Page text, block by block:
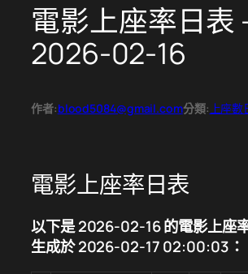
電影上座率日表
2026-02-16
作者:blood5084@gmail.com分類: 上座數
電影上座率日表
以下是 2026-02-16 的電影上座
生成於 2026-02-17 02:00:03：